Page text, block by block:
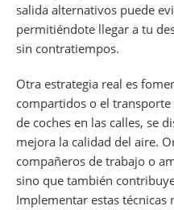
salida alternativos puede
permitiéndote llegar a tu
sin contratiempos.
Otra estrategia real es
compartidos o el
de coches en las calles, se
mejora la calidad del aire.
compañeros de trabajo o
sino que también
Implementar estas técnicas